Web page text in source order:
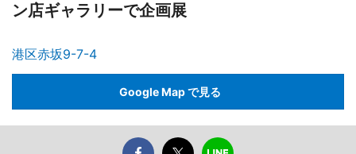
ン店ギャラリーで企画展
港区赤坂9-7-4
Google Map で見る